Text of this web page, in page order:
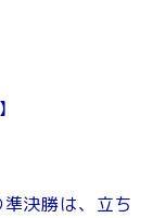
決勝は、立ち